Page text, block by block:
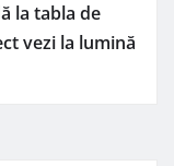
la tabla de
vezi la lumină